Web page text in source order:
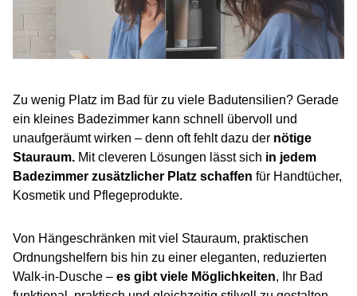
Zu wenig Platz im Bad für zu viele Badutensilien? Gerade
ein kleines Badezimmer kann schnell übervoll und
unaufgeräumt wirken – denn oft fehlt dazu der nötige
Stauraum. Mit cleveren Lösungen lässt sich in jedem
Badezimmer zusätzlicher Platz schaffen für Handtücher,
Kosmetik und Pflegeprodukte.
Von Hängeschränken mit viel Stauraum, praktischen
Ordnungshelfern bis hin zu einer eleganten, reduzierten
Walk-in-Dusche – es gibt viele Möglichkeiten, Ihr Bad